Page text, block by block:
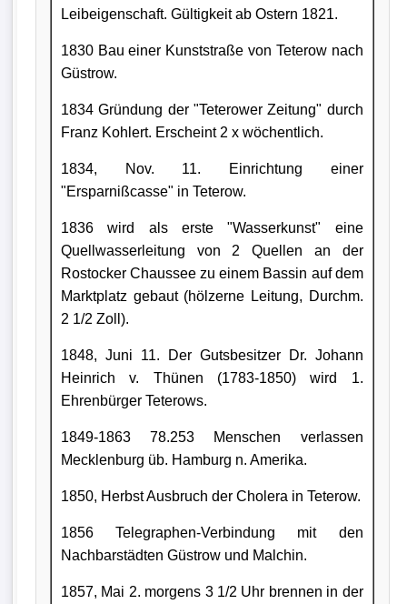
Leibeigenschaft. Gültigkeit ab Ostern 1821.
1830 Bau einer Kunststraße von Teterow nach
Güstrow.
1834 Gründung der "Teterower Zeitung" durch
Franz Kohlert. Erscheint 2 x wöchentlich.
1834, Nov. 11. Einrichtung einer
"Ersparnißcasse" in Teterow.
1836 wird als erste "Wasserkunst" eine
Quellwasserleitung von 2 Quellen an der
Rostocker Chaussee zu einem Bassin auf dem
Marktplatz gebaut (hölzerne Leitung, Durchm.
2 1/2 Zoll).
1848, Juni 11. Der Gutsbesitzer Dr. Johann
Heinrich v. Thünen (1783-1850) wird 1.
Ehrenbürger Teterows.
1849-1863 78.253 Menschen verlassen
Mecklenburg üb. Hamburg n. Amerika.
1850, Herbst Ausbruch der Cholera in Teterow.
1856 Telegraphen-Verbindung mit den
Nachbarstädten Güstrow und Malchin.
1857, Mai 2. morgens 3 1/2 Uhr brennen in der